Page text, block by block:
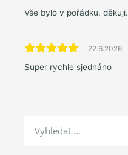
Vše bylo v pořádku, děkuji.
22.6.2026
Super rychle sjednáno